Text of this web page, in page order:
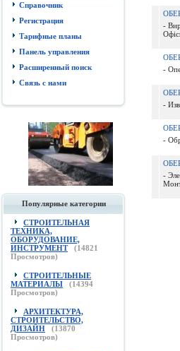
Справочник
Регистрация
Тарифные планы
Панель управления
Расширенный поиск
Связь с нами
Популярные категории
СТРОИТЕЛЬНАЯ
ТЕХНИКА,
ОБОРУДОВАНИЕ,
ИНСТРУМЕНТ
(14821
Просмотров)
СТРОИТЕЛЬНЫЕ
МАТЕРИАЛЫ
(14394
Просмотров)
АРХИТЕКТУРА,
СТРОИТЕЛЬСТВО,
ДИЗАЙН
(13870
Просмотров)
-
-
-
-
-